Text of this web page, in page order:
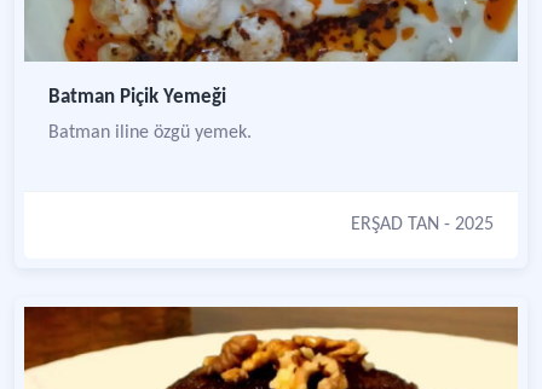
Batman Piçik Yemeği
Batman iline özgü yemek.
ERŞAD TAN - 2025